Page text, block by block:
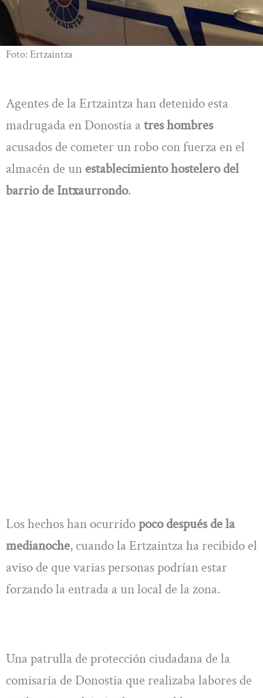
Foto: Ertzaintza
Agentes de la Ertzaintza han detenido esta
madrugada en Donostia a tres hombres
acusados de cometer un robo con fuerza en el
almacén de un establecimiento hostelero del
barrio de Intxaurrondo.
Los hechos han ocurridopoco después de la
medianoche, cuando la Ertzaintza ha recibido el
aviso de que varias personas podrían estar
forzando la entrada a un local de la zona.
Una patrulla de protección ciudadana de la
comisaría de Donostia que realizaba labores de